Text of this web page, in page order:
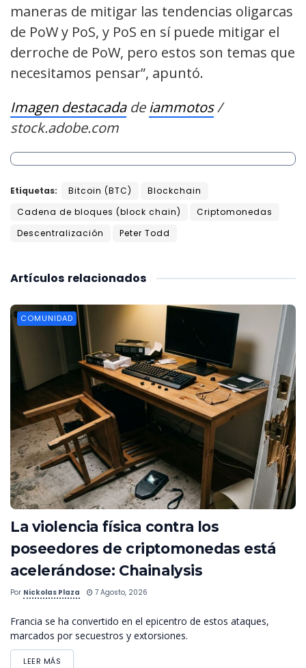
maneras de mitigar las tendencias oligarcas
de PoW y PoS, y PoS en sí puede mitigar el
derroche de PoW, pero estos son temas que
necesitamos pensar”, apuntó.
Imagen destacadadeiammotos/
stock.adobe.com
Etiquetas: Bitcoin (BTC)
Blockchain
Cadena de bloques (block chain)
Criptomonedas
Descentralización
Peter Todd
relacionados
Artículos
COMUNIDAD
La violencia física contra los
poseedores de criptomonedas está
acelerándose: Chainalysis
Por Nickolas Plaza 7 Agosto, 2026
Francia se ha convertido en el epicentro de estos ataques,
marcados por secuestros y extorsiones.
LEER MÁS